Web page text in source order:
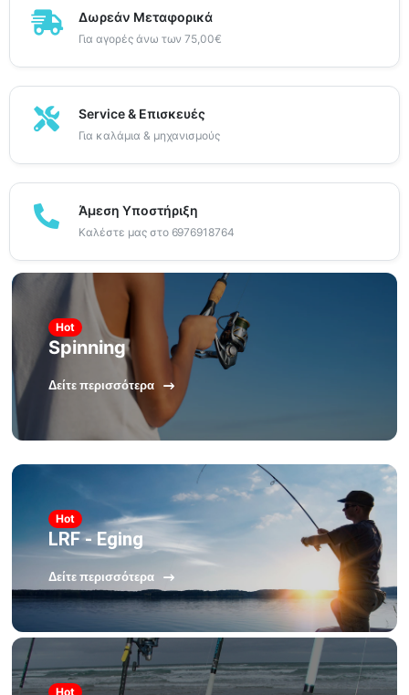
Δωρεάν Μεταφορικά
Για αγορές άνω των 75,00€
Service & Επισκευές
Για καλάμια & μηχανισμούς
Άμεση Υποστήριξη
Καλέστε μας στο 6976918764
Hot
Spinning
Δείτε περισσότερα
Hot
LRF - Eging
Δείτε περισσότερα
Hot